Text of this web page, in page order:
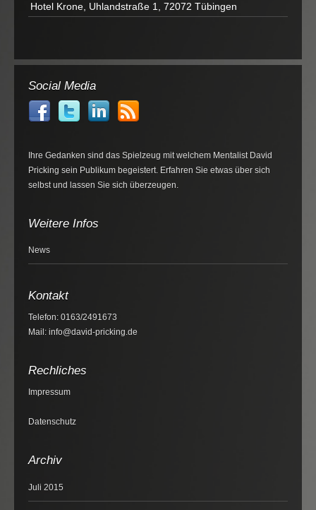
Hotel Krone, Uhlandstraße 1, 72072 Tübingen
Social Media
Ihre Gedanken sind das Spielzeug mit welchem Mentalist David
Pricking sein Publikum begeistert. Erfahren Sie etwas über sich
selbst und lassen Sie sich überzeugen.
Weitere Infos
News
Kontakt
Telefon: 0163/2491673
Mail: info@david-pricking.de
Rechliches
Impressum
Datenschutz
Archiv
Juli 2015